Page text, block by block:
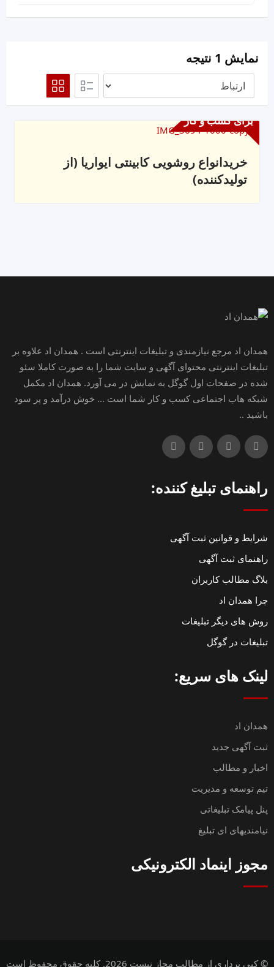
نمایش 1 نتیجه
برای کسب و کار
خریدانواع روشویی کابینتی ایواریا (از
تولیدکننده)
همدان اد مرجع نیازمندی و تبلیغات اینترنتی است . همدان اد علاوه بر
تبلیغات اینترنتی محتوای آگهی و سایت شما را به صورت کاملا سئو
شده در صفحات اول گوگل به نمایش در می آورد. همدان اد مکمل
شبکه هاب اجتماعی کسب و کار شما است ... خوش درآمد و پر سود
باشید ..
راهنمای تبلیغ کننده:
شرایط و قوانین ثبت آگهی
راهنمای ثبت آگهی
بلاگ مطالب کاربران
چرا همدان اد
روش های دیگر تبلیغات
تبلیغات در گوگل
لینک های سریع:
همدان اد
ثبت آگهی جدید
اخبار و مطالب
تیم توسعه و مدیریت
پنل پیامک تبلیغاتی
نیامندیهای ای تبلیغ
مجوز اینماد الکترونیکی
© کپی برداری از مطالب مجاز نیست 2026. کلیه حقوق محفوظ است